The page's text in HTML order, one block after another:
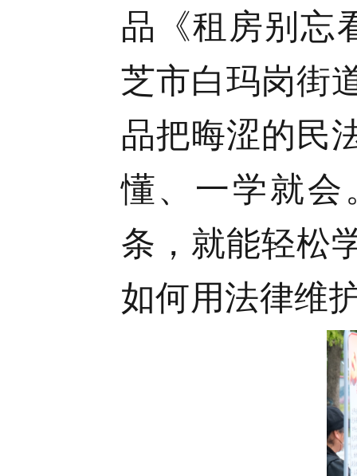
品《租房别忘
芝市白玛岗街
品把晦涩的民
懂、一学就
条，就能轻松
如何用法律维